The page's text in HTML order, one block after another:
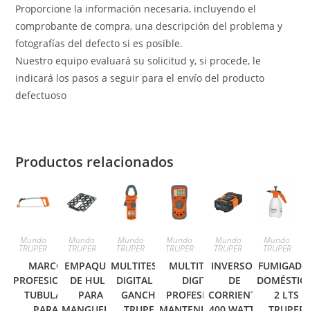
Proporcione la información necesaria, incluyendo el
comprobante de compra, una descripción del problema y
fotografías del defecto si es posible.
Nuestro equipo evaluará su solicitud y, si procede, le
indicará los pasos a seguir para el envío del producto
defectuoso
Productos relacionados
Mundo
TRUPER
MARCO
PROFESIONAL
TUBULAR
Mundo
TRUPER
EMPAQUES
DE HULE
PARA
Mundo
TRUPER
MULTITESTER
DIGITAL DE
GANCHO
Mundo
TRUPER
MULTITESTER
DIGITAL
PROFESIONAL,
Mundo
TRUPER
INVERSOR
DE
CORRIENTE
Mundo
TRUPER
2 LTS